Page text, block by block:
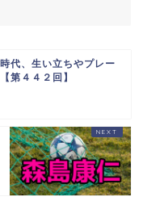
代、生い立ちやプレー
第４４２回】